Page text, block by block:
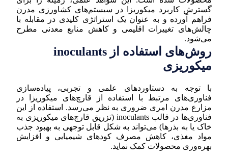
گسترش کاربرد میکوریزا در سیستم‌های کشاورزی مدرن
فراهم آورده و به عنوان یک استراتژی کلیدی در مقابله با
چالش‌های تغییرات اقلیمی و کاهش منابع معدنی مطرح
می‌شود.
روش‌های استفاده از inoculants
میکوریزی
با توجه به دستاوردهای علمی و تجربی، پیاده‌سازی
فناوری‌های مرتبط با استفاده از قارچ‌های میکوریزا در
مزارع مدرن امری ضروری به نظر می‌رسد. استفاده از این
فناوری‌ها در قالب inoculants (تزریق قارچ‌های میکوریزی به
خاک یا به بذرها) می‌تواند به شکل قابل توجهی به بهبود جذب
مواد مغذی، کاهش مصرف کودهای شیمیایی و افزایش
بهره‌وری محصولات کمک نماید.